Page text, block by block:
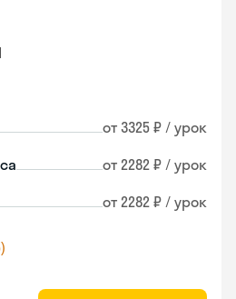
от 3325 ₽ / урок
от 2282 ₽ / урок
от 2282 ₽ / урок